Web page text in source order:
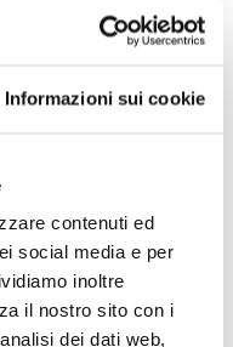
Informazioni sui cookie
contenuti ed
social media e per
inoltre
il nostro sito con i
dei dati web,